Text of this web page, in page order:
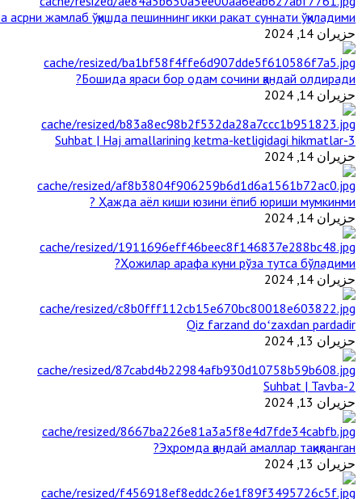
жамлаб ўқишда пешиннинг икки ракат суннати ўқиладими?
حزيران 14, 2024
Бошида яраси бор одам сочини қандай олдиради?
حزيران 14, 2024
3-Suhbat | Haj amallarining ketma-ketligidagi hikmatlar
حزيران 14, 2024
Ҳажда аёл киши юзини ёпиб юриши мумкинми ?
حزيران 14, 2024
Ҳожилар арафа куни рўза тутса бўладими?
حزيران 14, 2024
Qiz farzand doʻzaxdan pardadir
حزيران 13, 2024
2-Suhbat | Tavba
حزيران 13, 2024
Эҳромда қандай амаллар тақиқланган?
حزيران 13, 2024